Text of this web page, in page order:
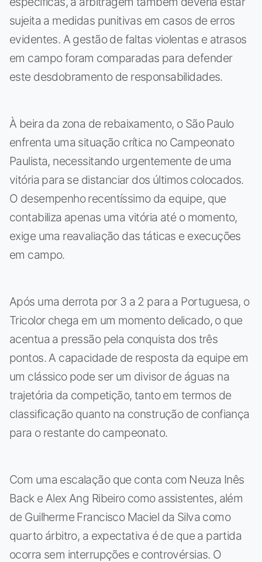
sujeita a medidas punitivas em casos de erros
evidentes. A gestão de faltas violentas e atrasos
em campo foram comparadas para defender
este desdobramento de responsabilidades.
À beira da zona de rebaixamento, o São Paulo
enfrenta uma situação crítica no Campeonato
Paulista, necessitando urgentemente de uma
vitória para se distanciar dos últimos colocados.
O desempenho recentíssimo da equipe, que
contabiliza apenas uma vitória até o momento,
exige uma reavaliação das táticas e execuções
em campo.
Após uma derrota por 3 a 2 para a Portuguesa, o
Tricolor chega em um momento delicado, o que
acentua a pressão pela conquista dos três
pontos. A capacidade de resposta da equipe em
um clássico pode ser um divisor de águas na
trajetória da competição, tanto em termos de
classificação quanto na construção de confiança
para o restante do campeonato.
Com uma escalação que conta com Neuza Inês
Back e Alex Ang Ribeiro como assistentes, além
de Guilherme Francisco Maciel da Silva como
quarto árbitro, a expectativa é de que a partida
ocorra sem interrupções e controvérsias. O